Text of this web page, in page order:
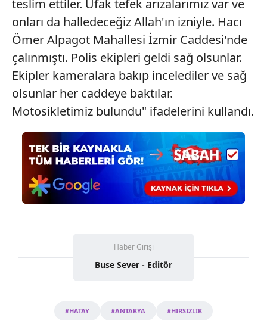
verileriniz işlenmekte olup gerekli olan çerezler bilgi
toplumu hizmetlerinin sunulması amacıyla
kullanılmaktadır. Diğer çerezler, sitemizin daha işlevsel
kılınması ve kişiselleştirilmesi ve sizlere yönelik
reklam/pazarlama faaliyetlerinin yapılması, amaçlarıyla
sınırlı olarak açık rızanız dahilinde kullanılacaktır.
Çerezlere ilişkin tercihlerinizi aşağıda yer alan panel
vasıtasıyla belirleyebilirsiniz. Çerezlere ilişkin detaylı bilgi
için Ayarlar butonuna tıklayabilir,Çerez Bilgilendirme
Metnimiziziyaret edebilirsiniz.
6698 sayılı Kişisel Verilerin Korunması Kanunu uyarınca
hazırlanmış Aydınlatma Metnimizi okumak ve sitemizde
ilgili mevzuata uygun olarak kullanılan çerezlerle ilgili bilgi
teslim ettiler. Ufak tefek arızalarımız var ve
onları da halledeceğiz Allah'ın izniyle. Hacı
Ömer Alpagot Mahallesi İzmir Caddesi'nde
çalınmıştı. Polis ekipleri geldi sağ olsunlar.
Ekipler kameralara bakıp incelediler ve sağ
olsunlar her caddeye baktılar.
Motosikletimiz bulundu" ifadelerini kullandı.
Haber Girişi
Buse Sever - Editör
#HATAY #ANTAKYA #HIRSIZLIK